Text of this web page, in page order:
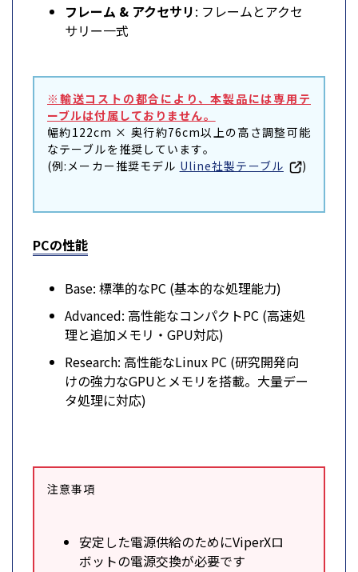
フレーム & アクセサリ: フレームとアクセ
サリー一式
※輸送コストの都合により、本製品には専用テ
ーブルは付属しておりません。
幅約122cm × 奥行約76cm以上の高さ調整可能
なテーブルを推奨しています。
(例:メーカー推奨モデル Uline社製テーブル )
PCの性能
Base: 標準的なPC (基本的な処理能力)
Advanced: 高性能なコンパクトPC (高速処
理と追加メモリ・GPU対応)
Research: 高性能なLinux PC (研究開発向
けの強力なGPUとメモリを搭載。大量デー
タ処理に対応)
注意事項
安定した電源供給のためにViperXロ
ボットの電源交換が必要です